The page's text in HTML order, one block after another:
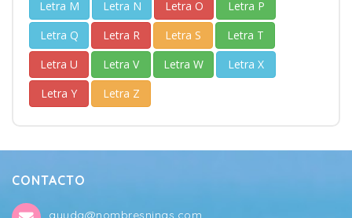
Letra M
Letra N Letra O
Letra P
Letra Q
Letra R Letra S
Letra T
Letra U
Letra V Letra W
Letra X
Letra Y
Letra Z
CONTACTO